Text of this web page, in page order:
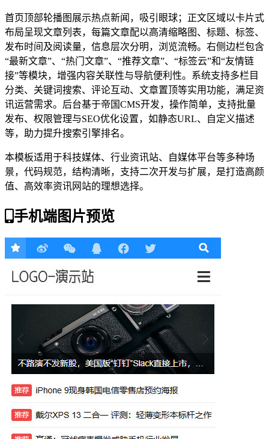
首页顶部轮播图展示热点新闻，吸引眼球；正文区域以卡片式
布局呈现文章列表，每篇文章配以高清缩略图、标题、标签、
发布时间及阅读量，信息层次分明，浏览流畅。右侧边栏包含
“最新文章”、“热门文章”、“推荐文章”、“标签云”和“友情链
接”等模块，增强内容关联性与导航便利性。系统支持多栏目
分类、关键词搜索、评论互动、文章置顶等实用功能，满足资
讯运营需求。后台基于帝国CMS开发，操作简单，支持批量
发布、权限管理与SEO优化设置，如静态URL、自定义描述
等，助力提升搜索引擎排名。
本模板适用于科技媒体、行业资讯站、自媒体平台等多种场
景，代码规范，结构清晰，支持二次开发与扩展，是打造高颜
值、高效率资讯网站的理想选择。
手机端图片预览